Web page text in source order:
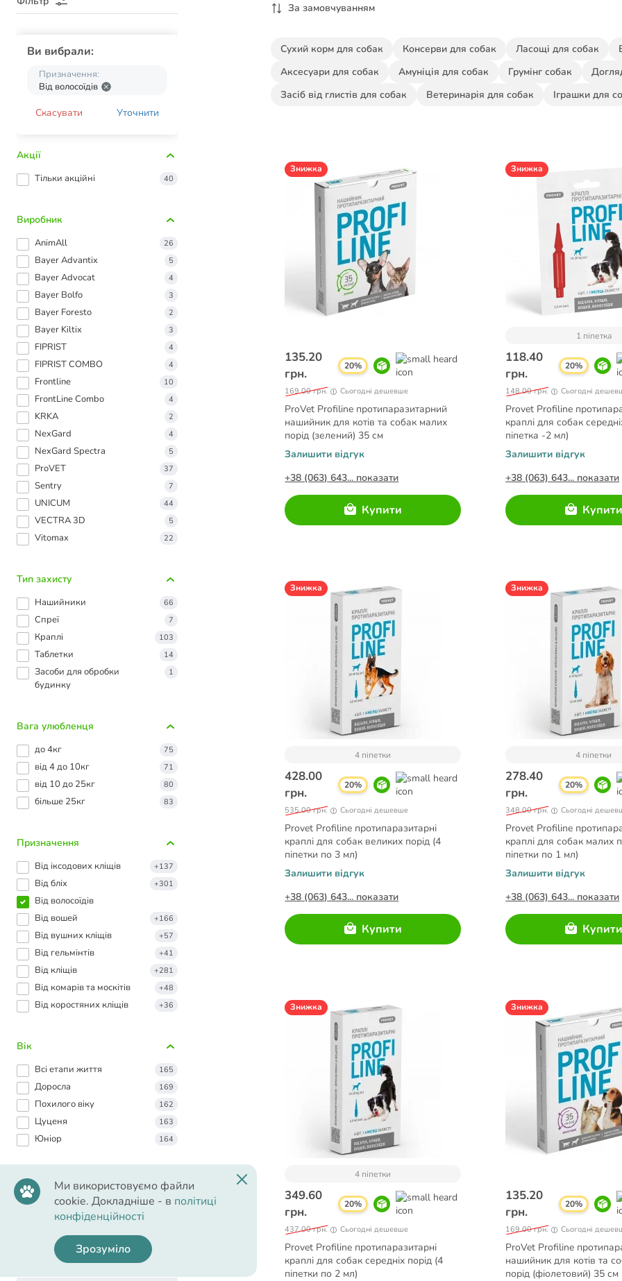
Ви вибрали:
Призначення:
Від волосоїдів
Скасувати Уточнити
Акції
Тільки акційні 40
Виробник
AnimAll 26
Bayer Advantix 5
Bayer Advocat 4
Bayer Bolfo 3
Bayer Foresto 2
Bayer Kiltix 3
FIPRIST 4
FIPRIST COMBO 4
Frontline 10
FrontLine Combo 4
KRKA 2
NexGard 4
NexGard Spectra 5
ProVET 37
Sentry 7
UNICUM 44
VECTRA 3D 5
Vitomax 22
Тип захисту
Нашийники 66
Спреї 7
Краплі 103
Таблетки 14
Засоби для обробки
будинку
1
Вага улюбленця
до 4кг 75
від 4 до 10кг 71
від 10 до 25кг 80
більше 25кг 83
Призначення
Від іксодових кліщів +137
Від бліх +301
Від волосоїдів
Від вошей
+166
Від вушних кліщів +57
Від гельмінтів +41
Від кліщів +281
Від комарів та москітів +48
Від коростяних кліщів +36
Вік
Всі етапи життя 165
Доросла 169
Похилого віку 162
Цуценя 163
Юніор 164
Малі породи
Мініатюрні породи
За замовчуванням
Сухий корм для собак Консерви для собак Ласощі для собак
Аксесуари для собак
Амуніція для собак Грумінг собак
Засіб від глистів для собак
Ветеринарія для собак Іграшки для
Знижка
135.20
грн.
20%
169.00 грн. Сьогодні дешевше
ProVet Profiline протипаразитарний
нашийник для котів та собак малих
порід (зелений) 35 см
Залишити відгук
+38 (063) 643... показати
Купити
Знижка
1 піпетка
118.40
грн.
20%
148.00 грн. Сьогодні
Provet Profiline
краплі для собак
піпетка -2 мл)
Залишити відгук
+38 (063) 643... показати
Купити
Знижка
4 піпетки
428.00
грн.
20%
535.00 грн. Сьогодні дешевше
Provet Profiline протипаразитарні
краплі для собак великих порід (4
піпетки по 3 мл)
Залишити відгук
+38 (063) 643... показати
Купити
Знижка
4 піпетки
278.40
грн.
20%
348.00 грн. Сьогодні
Provet Profiline
краплі для собак малих
піпетки по 1 мл)
Залишити відгук
+38 (063) 643... показати
Купити
Знижка
4 піпетки
349.60
грн.
20%
437.00 грн. Сьогодні дешевше
Provet Profiline протипаразитарні
краплі для собак середніх порід (4
піпетки по 2 мл)
Знижка
135.20
грн.
20%
169.00 грн. Сьогодні
ProVet Profiline
нашийник для котів та
порід (фіолетовий) 35 см
Ми використовуємо файли
cookie. Докладніше - в політиці
конфіденційності
Зрозуміло